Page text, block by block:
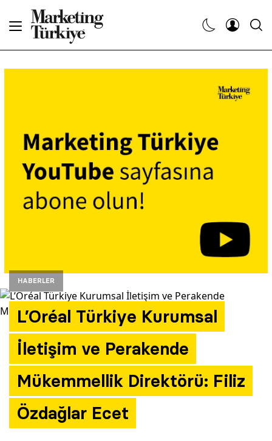
HABERLER
L’Oréal Türkiye Kurumsal
İletişim ve Perakende
Mükemmellik Direktörü: Filiz
Özdağlar Ecet
Dergiler
Etkinlikler
Yazarlar
Araştırma